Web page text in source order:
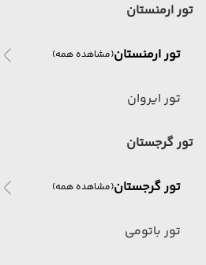
تور ارمنستان
تور ارمنستان(مشاهده همه)
تور ایروان
تور گرجستان
تور گرجستان(مشاهده همه)
تور باتومی